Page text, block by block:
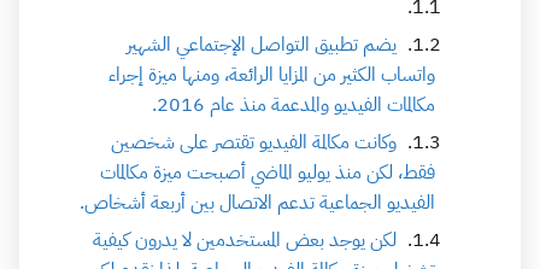
يضم تطبيق التواصل الإجتماعي الشهير
واتساب الكثير من المزايا الرائعة، ومنها ميزة إجراء
مكالمات الفيديو والمدعمة منذ عام 2016.
وكانت مكالمة الفيديو تقتصر على شخصين
فقط، لكن منذ يوليو الماضي أصبحت ميزة مكالمات
الفيديو الجماعية تدعم الاتصال بين أربعة أشخاص.
لكن يوجد بعض المستخدمين لا يدرون كيفية